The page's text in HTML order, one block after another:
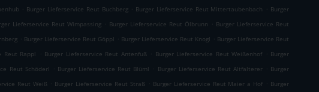
. Burger Lieferservice Reut Buchberg . Burger Lieferservice Reut Mittertaubenbach . Burger
Lieferservice Reut Wimpassing . Burger Lieferservice Reut Ölbrunn . Burger Lieferservice Reut
. Burger Lieferservice Reut Göppl . Burger Lieferservice Reut Knogl . Burger Lieferservice Reut
Reut Rappl . Burger Lieferservice Reut Antenfuß . Burger Lieferservice Reut Weißenhof . Burger
Reut Schöderl . Burger Lieferservice Reut Blüml . Burger Lieferservice Reut Altfalterer . Burger
Reut Weiß . Burger Lieferservice Reut Straß . Burger Lieferservice Reut Maier a Hof . Burger